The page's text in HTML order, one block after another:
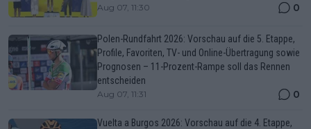
Aug 07, 11:30 0
Polen-Rundfahrt 2026: Vorschau auf die 5. Etappe,
Profile, Favoriten, TV- und Online-Übertragung sowie
Prognosen – 11-Prozent-Rampe soll das Rennen
entscheiden
Aug 07, 11:31 0
Vuelta a Burgos 2026: Vorschau auf die 4. Etappe,